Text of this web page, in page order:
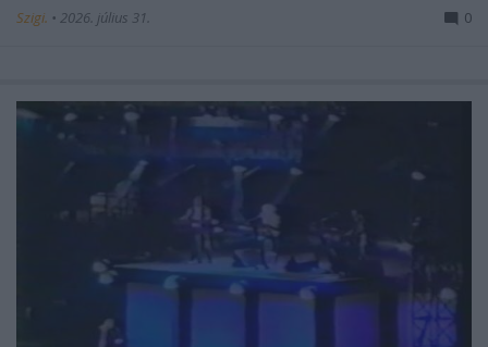
Szigi. • 2026. július 31. 0